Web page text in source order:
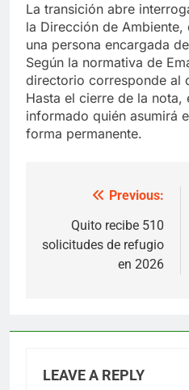
La transición abre
la Dirección de
una persona encargada
Según la normativa de
directorio corresponde al
Hasta el cierre de la nota,
informado quién asumirá
forma permanente.
navigation
Previous:
Quito recibe 510
solicitudes de refugio
en 2026
LEAVE A REPLY